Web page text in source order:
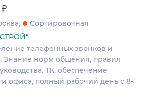
₽
Сортировочная
телефонных звонков и
Знание норм общения, правил
ТК, обеспечение
офиса, полный рабочий день с 8-